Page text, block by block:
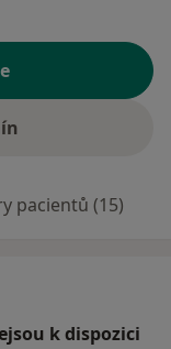
pacientů (15)
k dispozici